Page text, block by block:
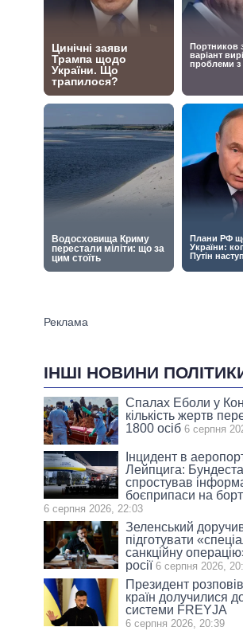
ІНШІ НОВИНИ
Спалах Еболи у
кількість жертв
1800 осіб 6 серпня
Інцидент в
Лейпцига:
спростував
боєприпаси на
6 серпня 2026, 22:03
Зеленський
підготувати
санкційну
росії 6 серпня 2026,
Президент
країн долучилися
системи FREYJA
6 серпня 2026, 20:39